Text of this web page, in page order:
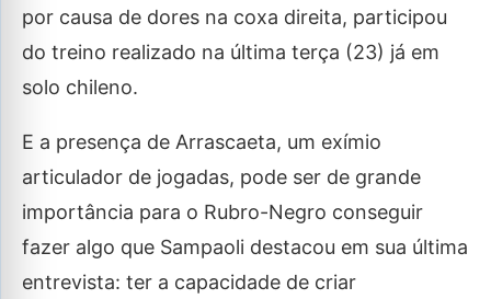
por causa de dores na coxa direita, participou
do treino realizado na última terça (23) já em
solo chileno.
E a presença de Arrascaeta, um exímio
articulador de jogadas, pode ser de grande
importância para o Rubro-Negro conseguir
fazer algo que Sampaoli destacou em sua última
entrevista: ter a capacidade de criar